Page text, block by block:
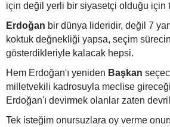
için değil yerli bir siyasetçi olduğu için
Erdoğan bir dünya lideridir, değil 7
koktuk değnekliği yapsa, seçim
gösterdikleriyle kalacak hepsi.
Hem Erdoğan'ı yeniden Başkan
milletvekili kadrosuyla meclise
Erdoğan'ı devirmek olanlar zaten
Tek isteğim onursuzlara oy verme